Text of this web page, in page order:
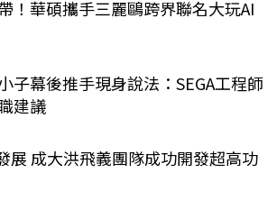
！華碩攜手三麗鷗跨界聯名大玩AI
子幕後推手現身說法：SEGA工程師
建議
展 成大洪飛義團隊成功開發超高功